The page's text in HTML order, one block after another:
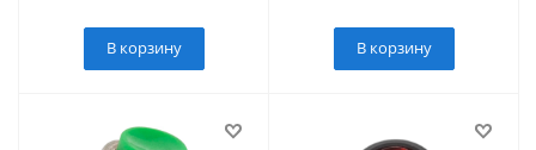
В корзину В корзину